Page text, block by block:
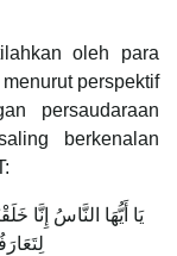
oleh para
menurut perspektif
persaudaraan
berkenalan
يَا أَيُّهَا النَّاسُ إِنَّا